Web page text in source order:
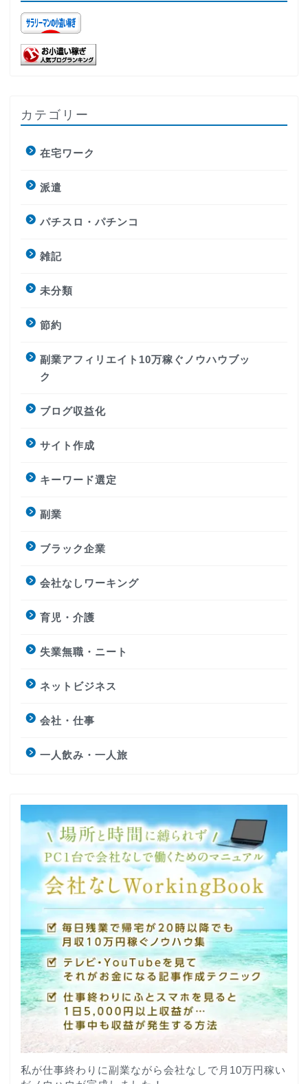
カテゴリー
在宅ワーク
派遣
パチスロ・パチンコ
雑記
未分類
節約
副業アフィリエイト10万稼ぐノウハウブッ
ク
ブログ収益化
サイト作成
キーワード選定
副業
ブラック企業
会社なしワーキング
育児・介護
失業無職・ニート
ネットビジネス
会社・仕事
一人飲み・一人旅
私が仕事終わりに副業ながら会社なしで月10万円稼い